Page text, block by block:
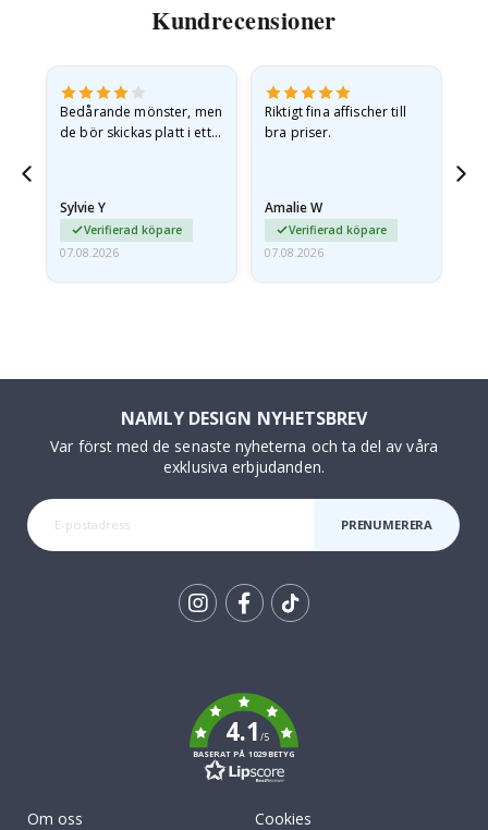
Kundrecensioner
Bedårande mönster, men
de bör skickas platt i ett
Sylvie Y
Verifierad köpare
07.08.2026
Riktigt fina affischer till
bra priser.
Amalie W
Verifierad köpare
07.08.2026
NAMLY DESIGN NYHETSBREV
Var först med de senaste nyheterna och ta del av våra
exklusiva erbjudanden.
PRENUMERERA
4.1/5
BASERAT PÅ 1029 BETYG
Om oss
Cookies